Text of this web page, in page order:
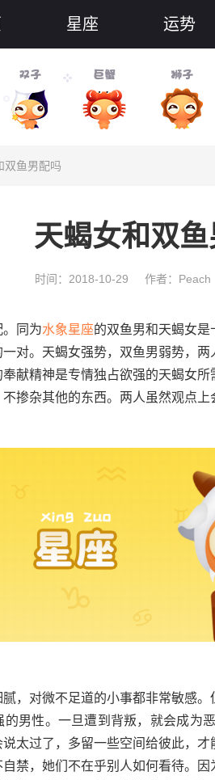
星座 运势
双鱼男配吗
天蝎女和双
时间：2018-10-29 作者：Peach
同为水象星座的双鱼男和天蝎女
对。天蝎女强势，双鱼男弱势，
献精神是专情独占欲强的天蝎女
掺杂其他的东西。两人虽然观点
，对微不足道的小事都非常敏感。
的男性。一旦遭到背叛，就会成为
太过了，多留一些空间给彼此，
禁，她们不在乎别人如何看待。